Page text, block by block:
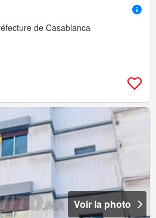
de Casablanca
Voir la photo